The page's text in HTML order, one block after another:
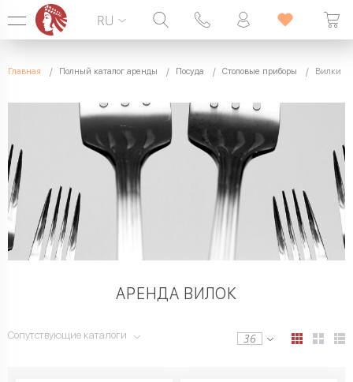
099 338 00 22
RU
Главная Полный каталог аренды Посуда Столовые приборы Вилки
АРЕНДА ВИЛОК
Сопутствующие каталоги 36